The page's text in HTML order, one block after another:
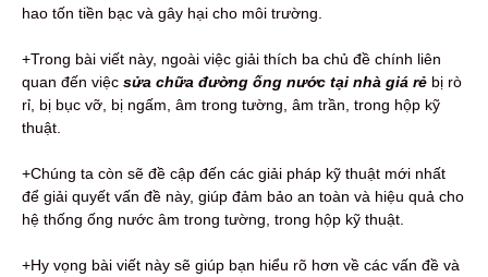
hao tốn tiền bạc và gây hại cho môi trường.
+Trong bài viết này, ngoài việc giải thích ba chủ đề chính liên
quan đến việc sửa chữa đường ống nước tại nhà giá rẻ bị rò
rỉ, bị bục vỡ, bị ngấm, âm trong tường, âm trần, trong hộp kỹ
thuật.
+Chúng ta còn sẽ đề cập đến các giải pháp kỹ thuật mới nhất
để giải quyết vấn đề này, giúp đảm bảo an toàn và hiệu quả cho
hệ thống ống nước âm trong tường, trong hộp kỹ thuật.
+Hy vọng bài viết này sẽ giúp bạn hiểu rõ hơn về các vấn đề và